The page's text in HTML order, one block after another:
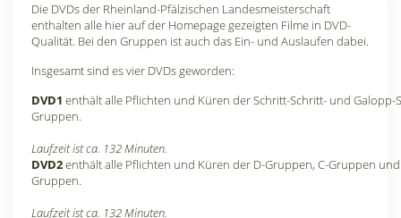
Die DVDs der Rheinland-Pfälzischen Landesmeisterschaft
enthalten alle hier auf der Homepage gezeigten Filme in DVD-
Qualität. Bei den Gruppen ist auch das Ein- und Auslaufen dabei.
Insgesamt sind es vier DVDs geworden:
DVD1 enthält alle Pflichten und Küren der Schritt-Schritt- und Galopp-
Gruppen.
Laufzeit ist ca. 132 Minuten.
DVD2enthält alle Pflichten und Küren der D-Gruppen, C-Gruppen
Gruppen.
Laufzeit ist ca. 132 Minuten.